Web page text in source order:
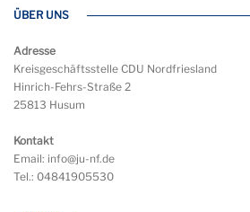
ÜBER UNS
Adresse
Kreisgeschäftsstelle CDU Nordfriesland
Hinrich-Fehrs-Straße 2
25813 Husum
Kontakt
Email: info@ju-nf.de
Tel.: 04841905530